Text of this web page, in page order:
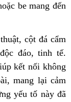
be mang đến
cột đá cẩm
đáo, tinh tế.
kết nối không
mang lại cảm
yếu tố này đã